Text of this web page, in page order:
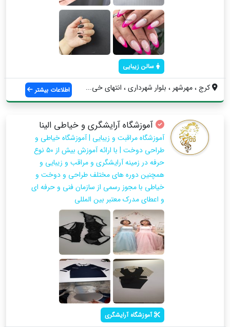
سالن زیبایی
کرج ، مهرشهر ، بلوار شهرداری ، انتهای خی... اطلاعات بیشتر
آموزشگاه آرایشگری و خیاطی الینا
آموزشگاه مراقبت و زیبایی | آموزشگاه خیاطی و
طراحی دوخت | با ارائه آموزش بیش از ۵۰ نوع
حرفه در زمینه آرایشگری و مراقب و زیبایی و
همچنین دوره های مختلف طراحی و دوخت و
خیاطی با مجوز رسمی از سازمان فنی و حرفه ای
و اعطای مدرک معتبر بین المللی
آموزشگاه آرایشگری